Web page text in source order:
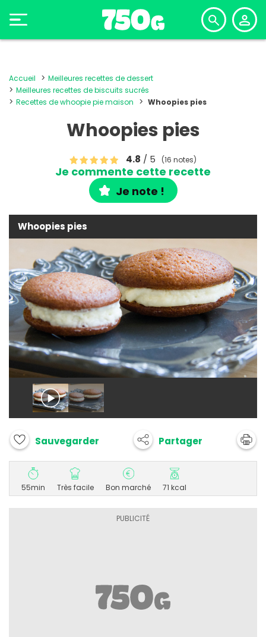
Accueil
Meilleures recettes de dessert
Meilleures recettes de biscuits sucrés
Recettes de whoopie pie maison
Whoopies pies
Whoopies pies
4.8 / 5 (16 notes)
Je commente cette recette
Je note !
Whoopies pies
Sauvegarder Partager
55min Très facile Bon marché 71 kcal